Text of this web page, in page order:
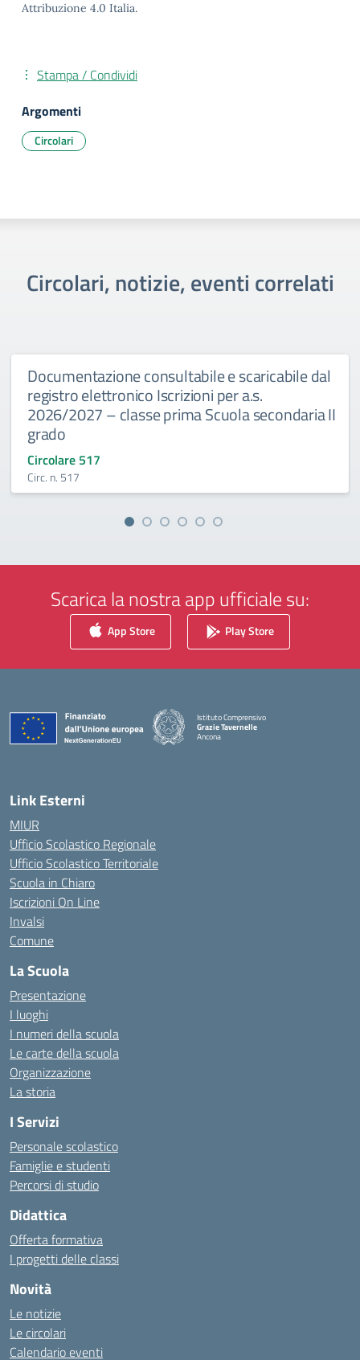
Attribuzione 4.0 Italia.
Stampa / Condividi
Argomenti
Circolari
Circolari, notizie, eventi correlati
Documentazione consultabile e scaricabile dal
registro elettronico Iscrizioni per a.s.
2026/2027 – classe prima Scuola secondaria II
grado
Circolare 517
Circ. n. 517
Scarica la nostra app ufficiale su:
App Store Play Store
Istituto Comprensivo
Grazie Tavernelle
Ancona
Link Esterni
MIUR
Ufficio Scolastico Regionale
Ufficio Scolastico Territoriale
Scuola in Chiaro
Iscrizioni On Line
Invalsi
Comune
La Scuola
Presentazione
I luoghi
I numeri della scuola
Le carte della scuola
Organizzazione
La storia
I Servizi
Personale scolastico
Famiglie e studenti
Percorsi di studio
Didattica
Offerta formativa
I progetti delle classi
Novità
Le notizie
Le circolari
Calendario eventi